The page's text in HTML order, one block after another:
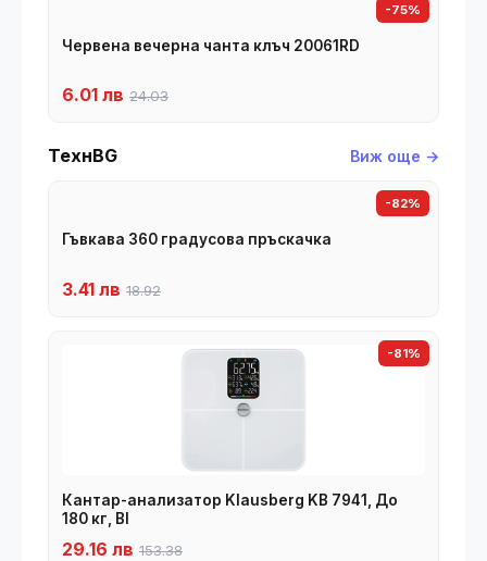
-75%
Червена вечерна чанта клъч 20061RD
6.01 лв 24.03
ТехнBG Виж още →
-82%
Гъвкава 360 градусова пръскачка
3.41 лв 18.92
-81%
Кантар-анализатор Klausberg KB 7941, До
180 кг, BI
29.16 лв 153.38